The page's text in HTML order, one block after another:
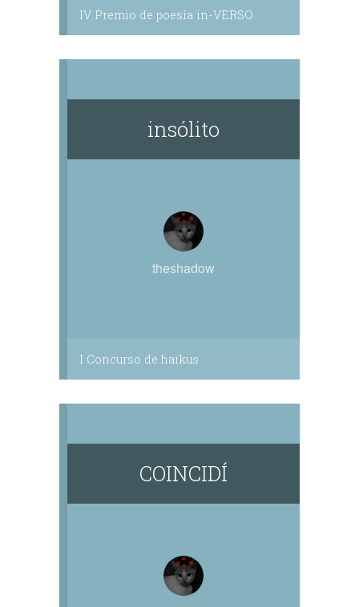
IV Premio de poesía in-VERSO
insólito
theshadow
I Concurso de haikus
COINCIDÍ